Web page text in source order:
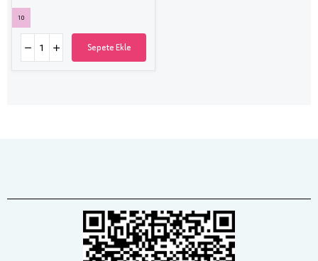
10
Sepete Ekle